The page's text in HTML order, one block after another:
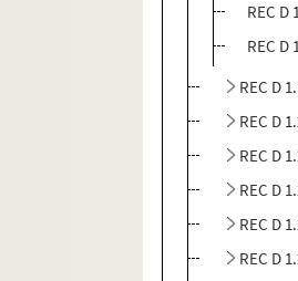
REC
REC
REC D
REC D
REC D
REC D
REC D
REC D